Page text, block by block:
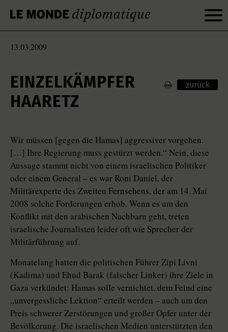
13.03.2009
EINZELKÄMPFER
HAARETZ
zurück
Wir müssen [gegen die Hamas] aggressiver vorgehen.
[…] Ihre Regierung muss gestürzt werden.“ Nein, diese
Aussage stammt nicht von einem israelischen Politiker
oder einem General – es war Roni Daniel, der
Militärexperte des Zweiten Fernsehens, der am 14. Mai
2008 solche Forderungen erhob. Wenn es um den
Konflikt mit den arabischen Nachbarn geht, treten
israelische Journalisten leider oft wie Sprecher der
Militärführung auf.
Monatelang hatten die politischen Führer Zipi Livni
(Kadima) und Ehud Barak (falscher Linker) ihre Ziele in
Gaza verkündet: Hamas solle vernichtet, dem Feind eine
„unvergessliche Lektion“ erteilt werden – auch um den
Preis schwerer Zerstörungen und großer Opfer unter der
Bevölkerung. Die israelischen Medien unterstützten den